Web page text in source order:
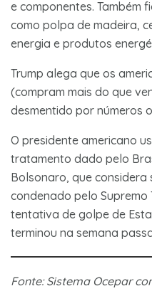
e componentes. Também
como polpa de madeira,
energia e produtos
Trump alega que os
(compram mais do que
desmentido por números
O presidente americano
tratamento dado pelo
Bolsonaro, que considera
condenado pelo Supremo
tentativa de golpe de
terminou na semana
Fonte: Sistema Ocepar